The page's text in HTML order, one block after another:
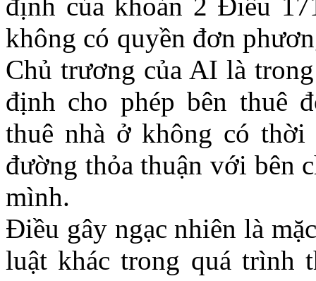
không có quyền đơn
Chủ trương của AI là
định cho phép bên thuê
thuê nhà ở không có
đường thỏa thuận với bên
mình.
Điều gây ngạc nhiên là
luật khác trong quá trình